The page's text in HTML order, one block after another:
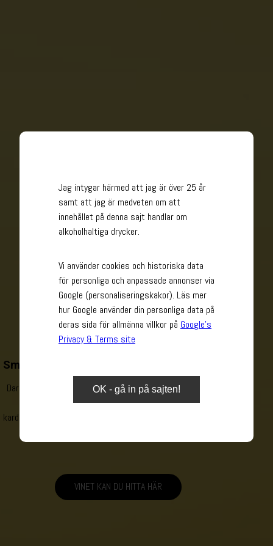
Smörig chardonnay från innovativ vinmakare
Dark Horse Buttery Chardonnay är en fruktig chardonnay med
tydlig ekfatskaraktär. Rika lager av brynt smör, vanilj,
kardemumma, rostat bröd, macadamianötter ackompanjeras av
VINET KAN DU HITTA HÄR
Jag intygar härmed att jag är över 25 år
samt att jag är medveten om att
innehållet på denna sajt handlar om
alkoholhaltiga drycker.
Vi använder cookies och historiska data
för personliga och anpassade annonser via
Google (personaliseringskakor). Läs mer
hur Google använder din personliga data på
deras sida för allmänna villkor på Google’s
Privacy & Terms site
OK - gå in på sajten!